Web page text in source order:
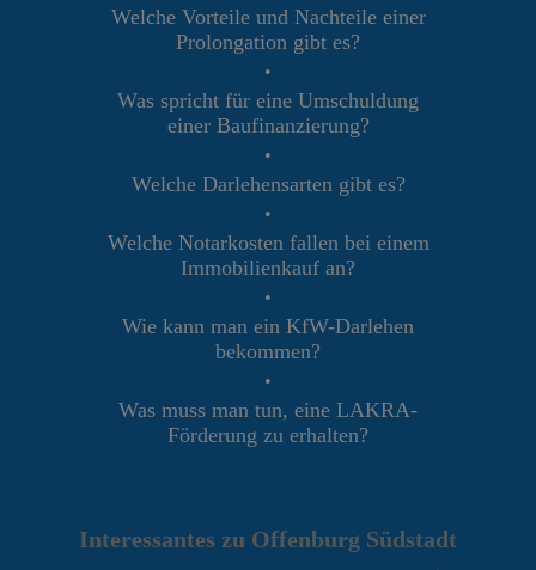
Welche Vorteile und Nachteile einer
Prolongation gibt es?
•
Was spricht für eine Umschuldung
einer Baufinanzierung?
•
Welche Darlehensarten gibt es?
•
Welche Notarkosten fallen bei einem
Immobilienkauf an?
•
Wie kann man ein KfW-Darlehen
bekommen?
•
Was muss man tun, eine LAKRA-
Förderung zu erhalten?
Interessantes zu Offenburg Südstadt